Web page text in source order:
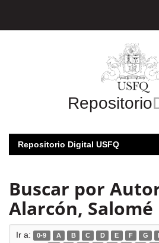
Repositorio
Repositorio Digital USFQ
Buscar por
Alarcón,
Ir a: 0-9 A B C D E F G